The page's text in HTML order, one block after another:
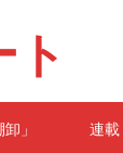
」 連載